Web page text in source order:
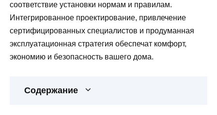
соответствие установки нормам и правилам.
Интегрированное проектирование, привлечение
сертифицированных специалистов и продуманная
эксплуатационная стратегия обеспечат комфорт,
экономию и безопасность вашего дома.
Содержание